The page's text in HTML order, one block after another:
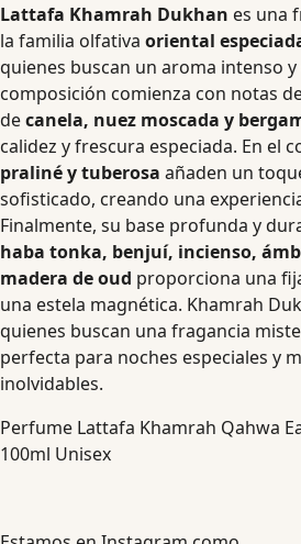
Lattafa Khamrah Dukhan es una
la familia olfativa oriental
quienes buscan un aroma intenso y
composición comienza con notas
decanela, nuez moscada y
calidez y frescura especiada. En el
praliné y tuberosa añaden un
sofisticado, creando una
Finalmente, su base profunda y
haba tonka, benjuí, incienso,
madera de oud proporciona una
una estela magnética. Khamrah
quienes buscan una fragancia
perfecta para noches especiales y
inolvidables.
Perfume Lattafa Khamrah Qahwa
100ml Unisex